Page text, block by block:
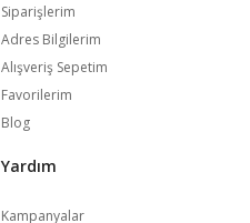
Siparişlerim
Adres Bilgilerim
Alışveriş Sepetim
Favorilerim
Blog
Yardım
Kampanyalar